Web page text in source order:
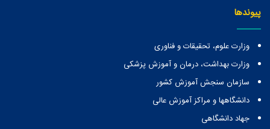
پیوندها
وزارت علوم، تحقیقات و فناوری
وزارت بهداشت، درمان و آموزش پزشکی
سازمان سنجش آموزش کشور
دانشگاهها و مراكز آموزش عالی
جهاد دانشگاهی